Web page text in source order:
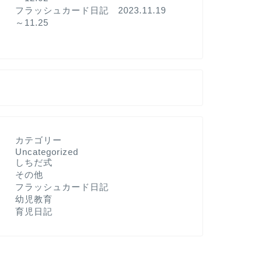
フラッシュカード日記 2023.11.19
～11.25
カテゴリー
Uncategorized
しちだ式
その他
フラッシュカード日記
幼児教育
育児日記